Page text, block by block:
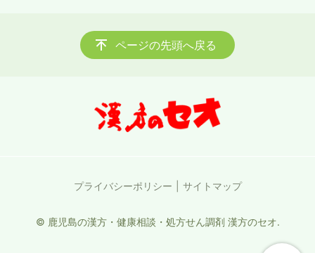
ページの先頭へ戻る
プライバシーポリシー サイトマップ
© 鹿児島の漢方・健康相談・処方せん調剤 漢方のセオ.